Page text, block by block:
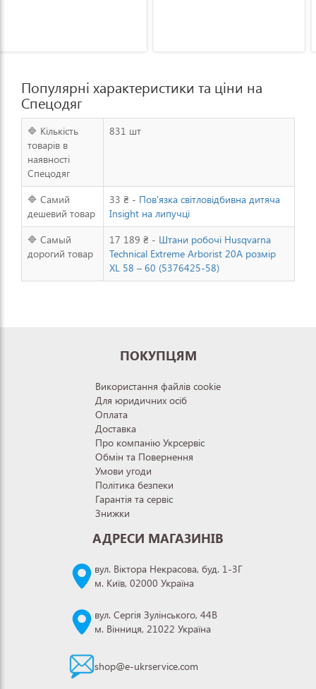
Популярні характеристики та ціни на
Спецодяг
🔷 Кількість
товарів в
наявності
Спецодяг
831 шт
🔷 Самий
дешевий товар
33 ₴ - Пов'язка світловідбивна дитяча
Insight на липучці
🔷 Самый
дорогий товар
17 189 ₴ - Штани робочі Husqvarna
Technical Extreme Arborist 20А розмір
XL 58 – 60 (5376425-58)
ПОКУПЦЯМ
Використання файлів cookie
Для юридичних осіб
Оплата
Доставка
Про компанію Укрсервіс
Обмін та Повернення
Умови угоди
Політика безпеки
Гарантія та сервіс
Знижки
АДРЕСИ МАГАЗИНІВ
вул. Віктора Некрасова, буд. 1-3Г
м. Київ, 02000 Україна
вул. Сергія Зулінського, 44В
м. Вінниця, 21022 Україна
shop@e-ukrservice.com